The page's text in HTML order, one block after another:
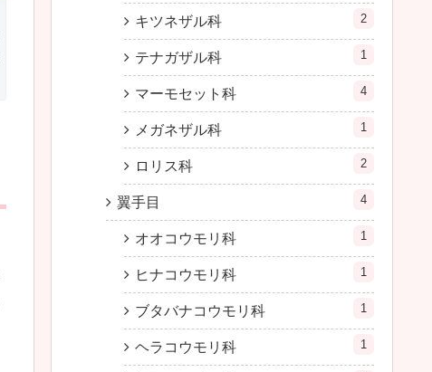
キツネザル科 2
テナガザル科 1
マーモセット科 4
メガネザル科 1
ロリス科 2
翼手目 4
オオコウモリ科 1
ヒナコウモリ科 1
ブタバナコウモリ科 1
ヘラコウモリ科 1